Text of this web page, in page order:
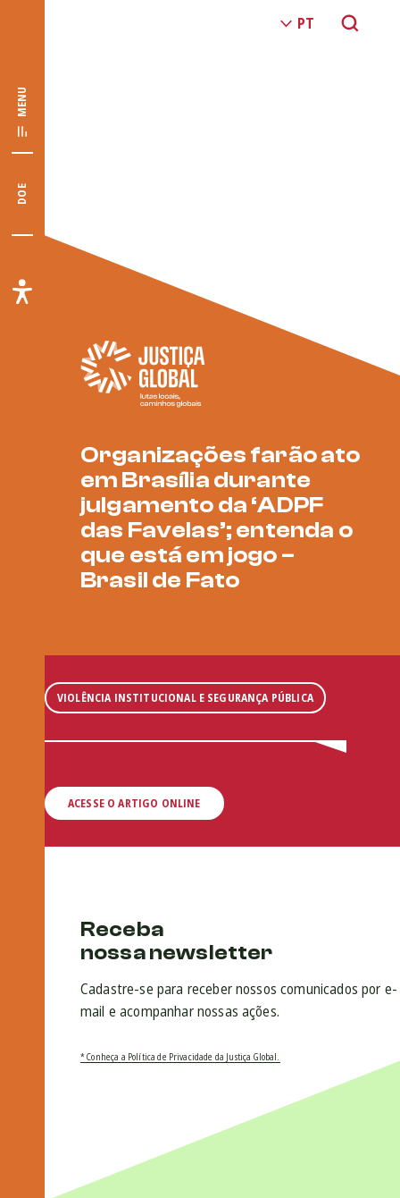
MENU
DOE
Organizações farão ato
em Brasília durante
julgamento da ‘ADPF
das Favelas’; entenda o
que está em jogo –
Brasil de Fato
VIOLÊNCIA INSTITUCIONAL E SEGURANÇA PÚBLICA
ACESSE O ARTIGO ONLINE
Receba
nossa newsletter
Cadastre-se para receber nossos comunicados por e-
mail e acompanhar nossas ações.
* Conheça a Política de Privacidade da Justiça Global.